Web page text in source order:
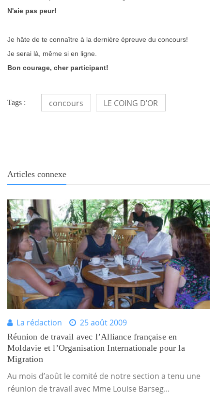
N'aie pas peur!
Je hâte de te connaître à la dernière épreuve du concours!
Je serai là, même si en ligne.
Bon courage, cher participant!
Tags : concours LE COING D’OR
Articles connexe
La rédaction 25 août 2009
Réunion de travail avec l’Alliance française en
Moldavie et l’Organisation Internationale pour la
Migration
Au mois d’août le comité de notre section a tenu une
réunion de travail avec Mme Louise Barseg...